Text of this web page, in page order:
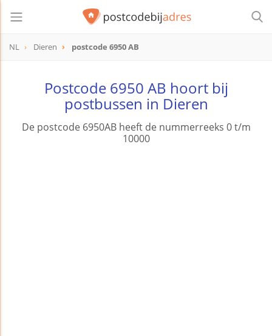
NL Dieren postcode 6950 AB
Postcode 6950 AB hoort bij
postbussen in Dieren
De postcode 6950AB heeft de nummerreeks 0 t/m
10000